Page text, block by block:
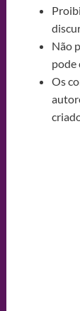
Não
pode
Os